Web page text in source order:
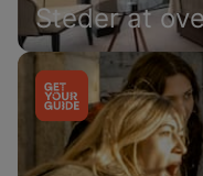
Steder at